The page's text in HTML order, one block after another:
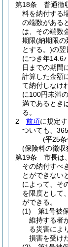
第18条
普通徴
料を納付する
の端数がある
は、その端数
期限(納期限の
とする。)の翌
につき年14.6
日までの期間
計算した金額
て納付しなけ
に100円未満
満であるとき
る。
2
前項に規定
ついても、
(平25
(保険料の徴収
第19条
市長は、
その納付すべ
とができない
によって、そ
を限度として
ができる。
(1)
第1号被
維持する者
る災害によ
損害を受け